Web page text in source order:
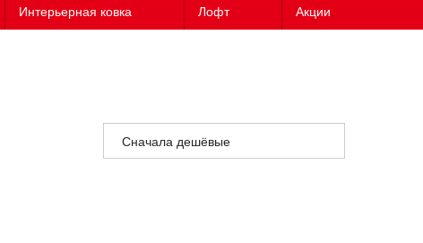
Интерьерная ковка Лофт Акции
Сначала дешёвые